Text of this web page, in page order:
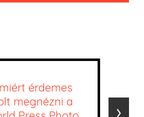
érdemes
megnézni a
›